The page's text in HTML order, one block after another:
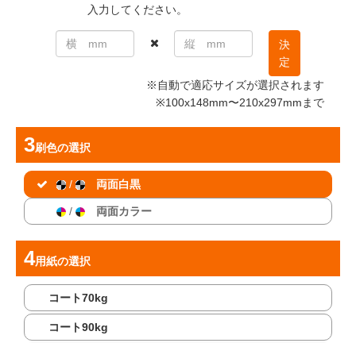
入力してください。
決
定
※自動で適応サイズが選択されます
※100x148mm〜210x297mmまで
刷色の選択
/ 両面白黒
/ 両面カラー
用紙の選択
コート70kg
コート90kg